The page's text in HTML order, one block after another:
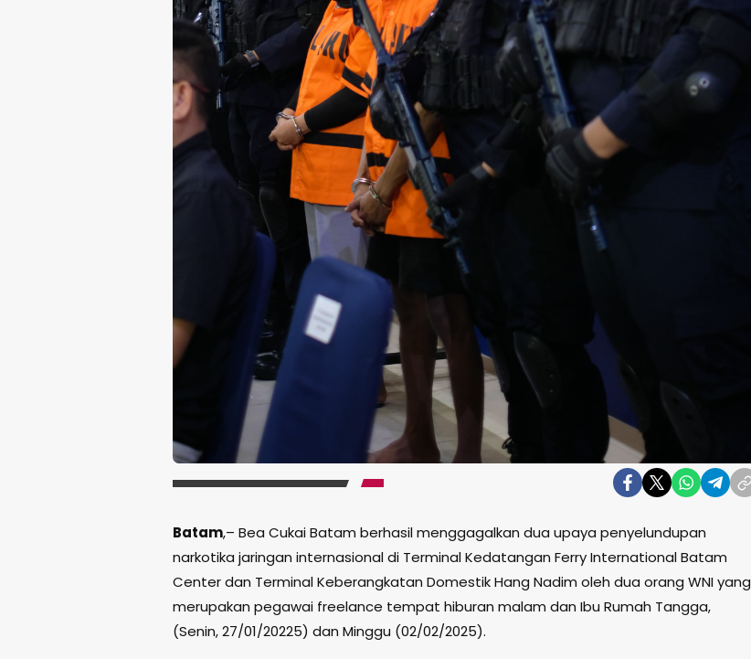
Batam,– Bea Cukai Batam berhasil menggagalkan dua upaya penyelundupan
narkotika jaringan internasional di Terminal Kedatangan Ferry International Batam
Center dan Terminal Keberangkatan Domestik Hang Nadim oleh dua orang WNI yang
merupakan pegawai freelance tempat hiburan malam dan Ibu Rumah Tangga,
(Senin, 27/01/20225) dan Minggu (02/02/2025).